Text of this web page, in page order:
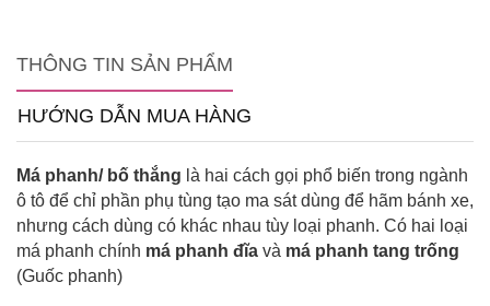
THÔNG TIN SẢN PHẨM
HƯỚNG DẪN MUA HÀNG
Má phanh/ bố thắng là hai cách gọi phổ biến trong ngành
ô tô để chỉ phần phụ tùng tạo ma sát dùng để hãm bánh xe,
nhưng cách dùng có khác nhau tùy loại phanh. Có hai loại
má phanh chính má phanh đĩa và má phanh tang trống
(Guốc phanh)